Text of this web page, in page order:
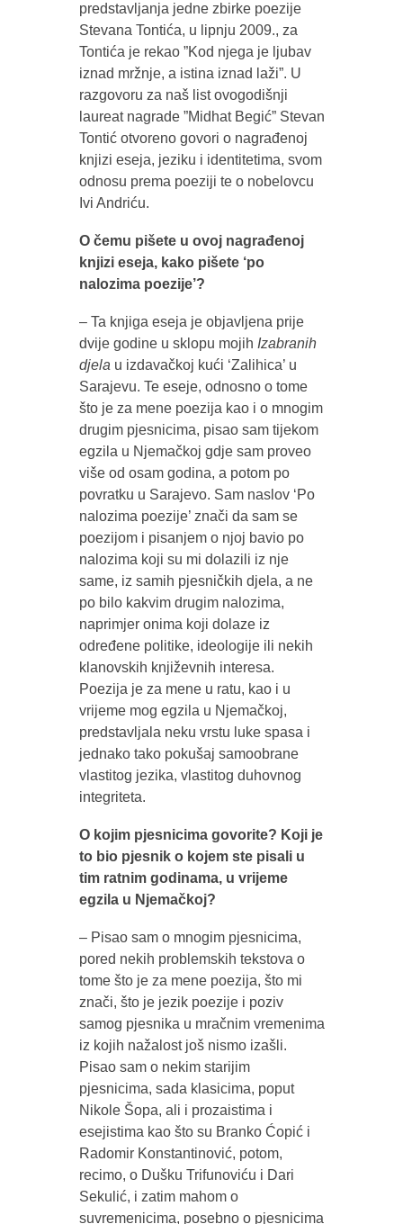
predstavljanja jedne zbirke poezije
Stevana Tontića, u lipnju 2009., za
Tontića je rekao ”Kod njega je ljubav
iznad mržnje, a istina iznad laži”. U
razgovoru za naš list ovogodišnji
laureat nagrade ”Midhat Begić” Stevan
Tontić otvoreno govori o nagrađenoj
knjizi eseja, jeziku i identitetima, svom
odnosu prema poeziji te o nobelovcu
Ivi Andriću.
O čemu pišete u ovoj nagrađenoj
knjizi eseja, kako pišete ‘po
nalozima poezije’?
– Ta knjiga eseja je objavljena prije
dvije godine u sklopu mojih Izabranih
djela u izdavačkoj kući ‘Zalihica’ u
Sarajevu. Te eseje, odnosno o tome
što je za mene poezija kao i o mnogim
drugim pjesnicima, pisao sam tijekom
egzila u Njemačkoj gdje sam proveo
više od osam godina, a potom po
povratku u Sarajevo. Sam naslov ‘Po
nalozima poezije’ znači da sam se
poezijom i pisanjem o njoj bavio po
nalozima koji su mi dolazili iz nje
same, iz samih pjesničkih djela, a ne
po bilo kakvim drugim nalozima,
naprimjer onima koji dolaze iz
određene politike, ideologije ili nekih
klanovskih književnih interesa.
Poezija je za mene u ratu, kao i u
vrijeme mog egzila u Njemačkoj,
predstavljala neku vrstu luke spasa i
jednako tako pokušaj samoobrane
vlastitog jezika, vlastitog duhovnog
integriteta.
O kojim pjesnicima govorite? Koji je
to bio pjesnik o kojem ste pisali u
tim ratnim godinama, u vrijeme
egzila u Njemačkoj?
– Pisao sam o mnogim pjesnicima,
pored nekih problemskih tekstova o
tome što je za mene poezija, što mi
znači, što je jezik poezije i poziv
samog pjesnika u mračnim vremenima
iz kojih nažalost još nismo izašli.
Pisao sam o nekim starijim
pjesnicima, sada klasicima, poput
Nikole Šopa, ali i prozaistima i
esejistima kao što su Branko Ćopić i
Radomir Konstantinović, potom,
recimo, o Dušku Trifunoviću i Dari
Sekulić, i zatim mahom o
suvremenicima, posebno o pjesnicima